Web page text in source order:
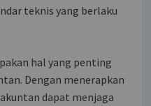
teknis yang berlaku
hal yang penting
Dengan menerapkan
dapat menjaga